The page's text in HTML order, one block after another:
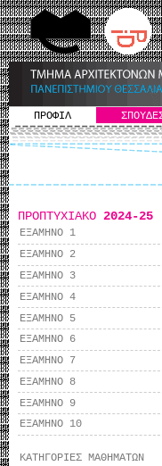
ΠΡΟΦΙΛ
ΠΡΟΠΤΥΧΙΑΚΟ 2024-25
ΕΞΑΜΗΝΟ 1
ΕΞΑΜΗΝΟ 2
ΕΞΑΜΗΝΟ 3
ΕΞΑΜΗΝΟ 4
ΕΞΑΜΗΝΟ 5
ΕΞΑΜΗΝΟ 6
ΕΞΑΜΗΝΟ 7
ΕΞΑΜΗΝΟ 8
ΕΞΑΜΗΝΟ 9
ΕΞΑΜΗΝΟ 10
ΚΑΤΗΓΟΡΙΕΣ ΜΑΘΗΜΑΤΩΝ